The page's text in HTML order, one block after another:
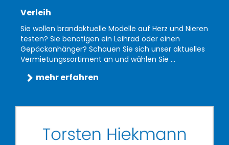
Verleih
Sie wollen brandaktuelle Modelle auf Herz und Nieren
testen? Sie benötigen ein Leihrad oder einen
Gepäckanhänger? Schauen Sie sich unser aktuelles
Vermietungssortiment an und wählen Sie ...
mehr erfahren